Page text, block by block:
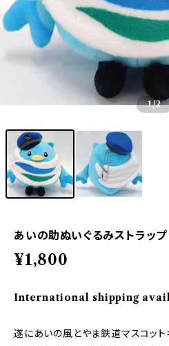
1/2
あいの助ぬいぐるみストラップ
¥1,800
International shipping
遂にあいの風とやま鉄道マスコット